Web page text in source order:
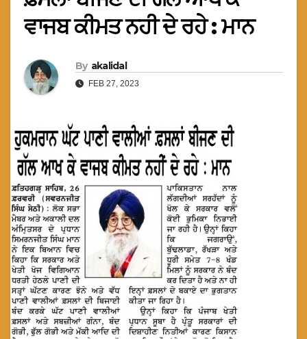
ਵਾਜਬ ਕੀਮਤ ਨਹੀ ਦੇ ਰਹੇ : ਮਾਨ
By akalidal
FEB 27, 2023